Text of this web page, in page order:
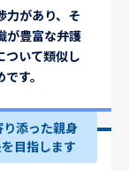
力があり、そ
が豊富な弁護
ついて類似し
す。
り添った親身
目指します